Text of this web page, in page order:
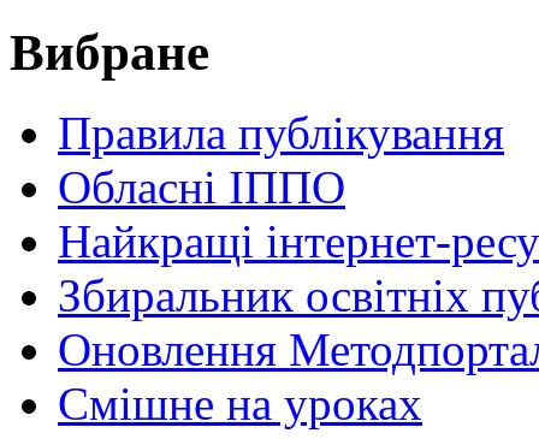
Вибране
Правила публікування
Обласні ІППО
Найкращі інтернет-
Збиральник освітніх
Оновлення
Cмішне на уроках